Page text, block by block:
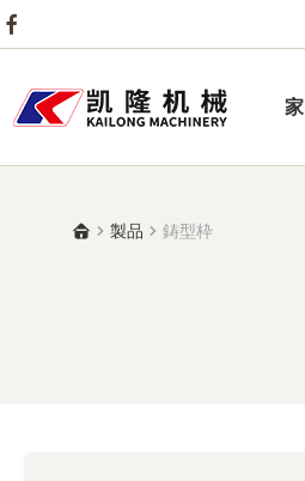
家
製品 鋳型枠